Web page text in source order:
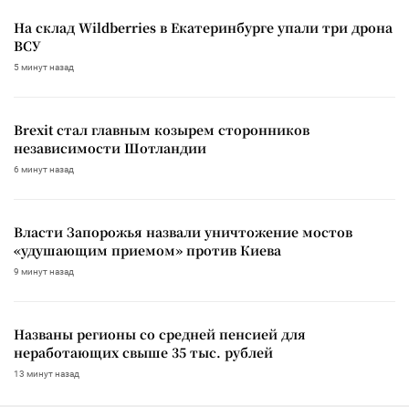
На склад Wildberries в Екатеринбурге упали три дрона
ВСУ
5 минут назад
Brexit стал главным козырем сторонников
независимости Шотландии
6 минут назад
Власти Запорожья назвали уничтожение мостов
«удушающим приемом» против Киева
9 минут назад
Названы регионы со средней пенсией для
неработающих свыше 35 тыс. рублей
13 минут назад